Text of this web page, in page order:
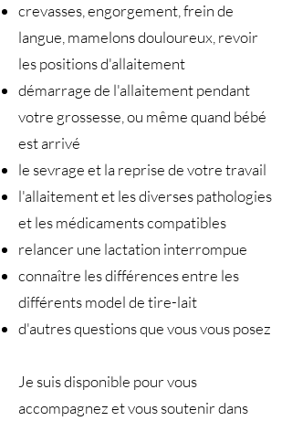
crevasses, engorgement, frein de
langue, mamelons douloureux, revoir
les positions d'allaitement
démarrage de l'allaitement pendant
votre grossesse, ou même quand bébé
est arrivé
le sevrage et la reprise de votre travail
l'allaitement et les diverses pathologies
et les médicaments compatibles
relancer une lactation interrompue
connaître les différences entre les
différents model de tire-lait
d'autres questions que vous vous posez
Je suis disponible pour vous
accompagnez et vous soutenir dans